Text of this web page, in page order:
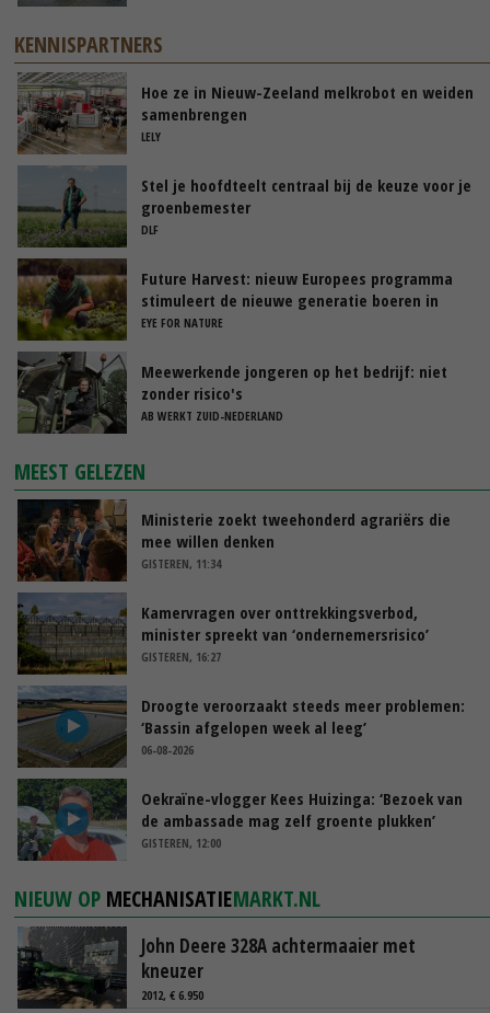
KENNISPARTNERS
Hoe ze in Nieuw-Zeeland melkrobot en weiden
samenbrengen
LELY
Stel je hoofdteelt centraal bij de keuze voor je
groenbemester
DLF
Future Harvest: nieuw Europees programma
stimuleert de nieuwe generatie boeren in
Nederland
EYE FOR NATURE
Meewerkende jongeren op het bedrijf: niet
zonder risico's
AB WERKT ZUID-NEDERLAND
MEEST GELEZEN
Ministerie zoekt tweehonderd agrariërs die
mee willen denken
GISTEREN, 11:34
Kamervragen over onttrekkingsverbod,
minister spreekt van ‘ondernemersrisico’
GISTEREN, 16:27
Droogte veroorzaakt steeds meer problemen:
‘Bassin afgelopen week al leeg’
06-08-2026
Oekraïne-vlogger Kees Huizinga: ‘Bezoek van
de ambassade mag zelf groente plukken’
GISTEREN, 12:00
NIEUW OP MECHANISATIEMARKT.NL
John Deere 328A achtermaaier met
kneuzer
2012, € 6.950